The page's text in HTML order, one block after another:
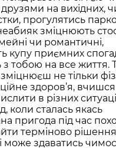
на вихідних,
прогулятись
зміцнюють
чи романтичні,
купу приємних
з тобою на все життя.
не тільки
здоров’я, вчишся
в різних
коли сталась якась
пригода під час
терміново
може здаватись